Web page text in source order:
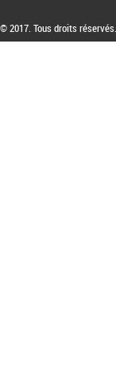
© 2017. Tous droits réservés.